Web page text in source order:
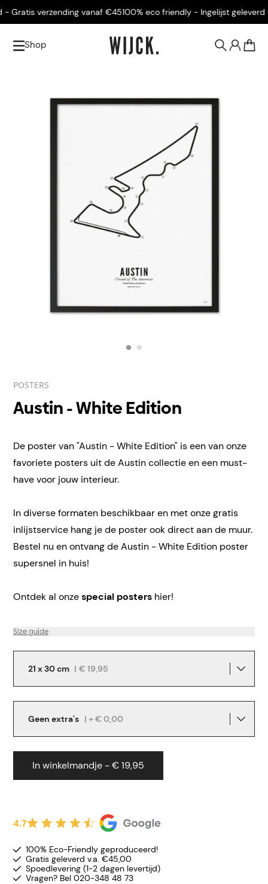
verzending vanaf €45100% eco friendly - Ingelijst geleverd -
Shop
POSTERS
Austin - White Edition
De poster van "Austin - White Edition" is een van onze
favoriete posters uit de Austin collectie en een must-
have voor jouw interieur.
In diverse formaten beschikbaar en met onze gratis
inlijstservice hang je de poster ook direct aan de muur.
Bestel nu en ontvang de Austin - White Edition poster
supersnel in huis!
Ontdek al onzespecial posters hier!
Size guide
21 x 30 cm | € 19,95
Geen extra's | + € 0,00
In winkelmandje - € 19,95
4.7
100% Eco-Friendly geproduceerd!
Gratis geleverd v.a. €45,00
Spoedlevering (1-2 dagen levertijd)
Vragen? Bel 020-348 48 73